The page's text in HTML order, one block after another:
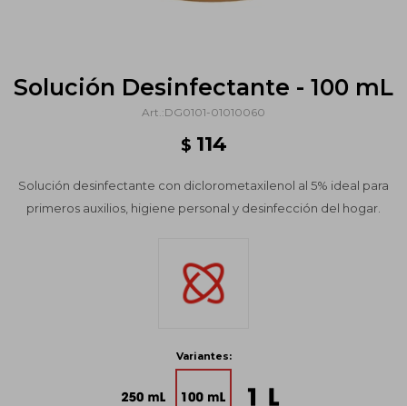
Solución Desinfectante - 100 mL
DG0101-01010060
$ 114
Solución desinfectante con diclorometaxilenol al 5% ideal para
primeros auxilios, higiene personal y desinfección del hogar.
Variantes: